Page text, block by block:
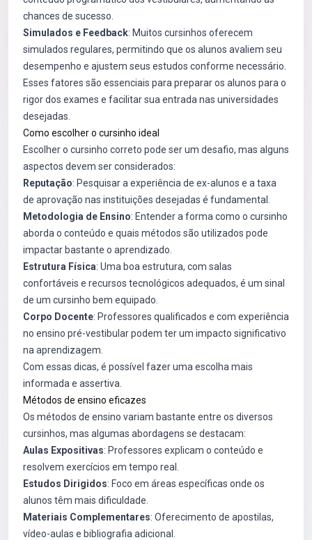
chances de sucesso.
Simulados e Feedback: Muitos cursinhos oferecem
simulados regulares, permitindo que os alunos avaliem seu
desempenho e ajustem seus estudos conforme necessário.
Esses fatores são essenciais para preparar os alunos para o
rigor dos exames e facilitar sua entrada nas universidades
desejadas.
Como escolher o cursinho ideal
Escolher o cursinho correto pode ser um desafio, mas alguns
aspectos devem ser considerados:
Reputação: Pesquisar a experiência de ex-alunos e a taxa
de aprovação nas instituições desejadas é fundamental.
Metodologia de Ensino: Entender a forma como o cursinho
aborda o conteúdo e quais métodos são utilizados pode
impactar bastante o aprendizado.
Estrutura Física: Uma boa estrutura, com salas
confortáveis e recursos tecnológicos adequados, é um sinal
de um cursinho bem equipado.
Corpo Docente: Professores qualificados e com experiência
no ensino pré-vestibular podem ter um impacto significativo
na aprendizagem.
Com essas dicas, é possível fazer uma escolha mais
informada e assertiva.
Métodos de ensino eficazes
Os métodos de ensino variam bastante entre os diversos
cursinhos, mas algumas abordagens se destacam:
Aulas Expositivas: Professores explicam o conteúdo e
resolvem exercícios em tempo real.
Estudos Dirigidos: Foco em áreas específicas onde os
alunos têm mais dificuldade.
Materiais Complementares: Oferecimento de apostilas,
vídeo-aulas e bibliografia adicional.